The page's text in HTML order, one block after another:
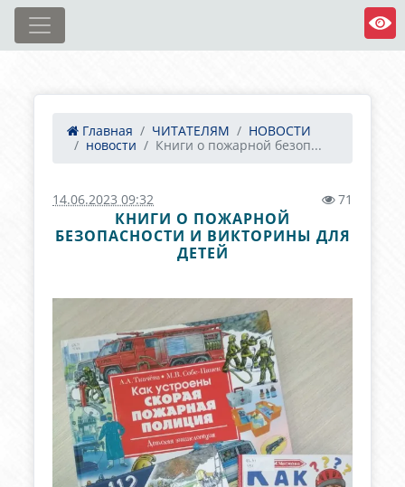
Главная ЧИТАТЕЛЯМ
НОВОСТИ
новости
Книги о пожарной безоп...
14.06.2023 09:32 71
КНИГИ О ПОЖАРНОЙ
БЕЗОПАСНОСТИ И ВИКТОРИНЫ ДЛЯ
ДЕТЕЙ